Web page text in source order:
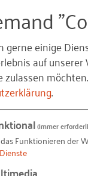
im
der Regel
eine
gerne einige
auf
zulassen möchten.
.
(immer
Funktionieren der
Dienste